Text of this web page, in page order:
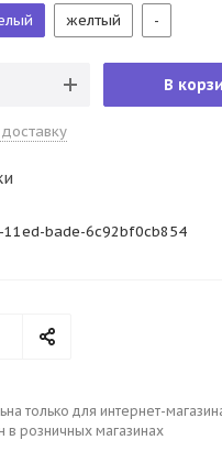
желтый -
В
11ed-bade-6c92bf0cb854
только для интернет-
в розничных магазинах